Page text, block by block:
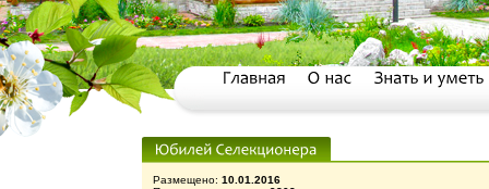
Размещено: 10.01.2016